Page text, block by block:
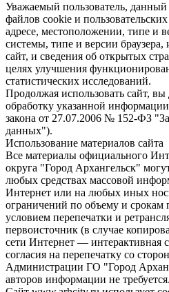
Уважаемый пользователь, данный
файлов cookie и
адресе, местоположении, типе и
системы, типе и версии браузера,
сайт, и сведения об открытых
целях улучшения
статистических исследований.
Продолжая использовать сайт, вы
обработку указанной
закона от 27.07.2006 № 152-ФЗ
данных").
Использование материалов сайта
Все материалы официального
округа "Город Архангельск"
любых средствах массовой
Интернет или на любых иных
ограничений по объему и
условием перепечатки и
первоисточник (в случае
сети Интернет — интерактивная
согласия на перепечатку со
Администрации ГО "Город
авторов информации не требуется.